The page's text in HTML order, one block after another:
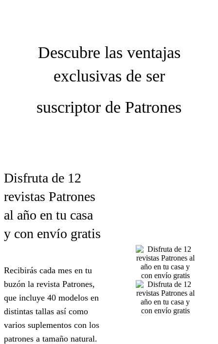
Descubre las ventajas
exclusivas de ser
suscriptor de Patrones
Disfruta de 12
revistas Patrones
al año en tu casa
y con envío gratis
Recibirás cada mes en tu
buzón la revista Patrones,
que incluye 40 modelos en
distintas tallas así como
varios suplementos con los
patrones a tamaño natural.